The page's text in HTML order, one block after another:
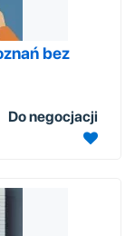
bez
Do negocjacji